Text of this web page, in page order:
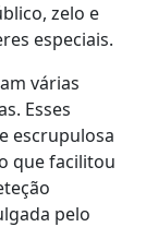
zelo e
especiais.
várias
Esses
escrupulosa
que facilitou
pelo